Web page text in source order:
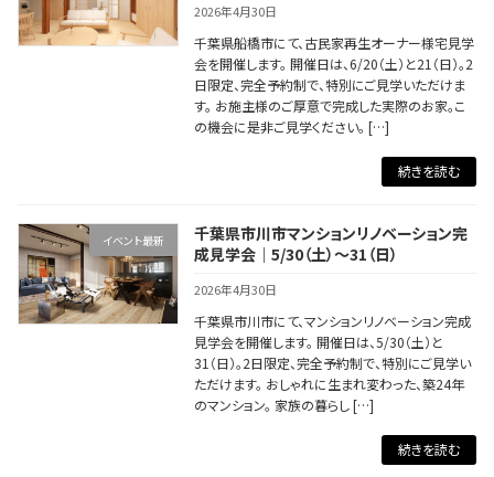
2026年4月30日
千葉県船橋市にて、古民家再生オーナー様宅見学
会を開催します。 開催日は、6/20（土）と21（日）。2
日限定、完全予約制で、特別にご見学いただけま
す。 お施主様のご厚意で完成した実際のお家。こ
の機会に是非ご見学ください。 […]
続きを読む
イベント最新
千葉県市川市マンションリノベーション完
成見学会｜5/30（土）～31（日）
2026年4月30日
千葉県市川市にて、マンションリノベーション完成
見学会を開催します。 開催日は、5/30（土）と
31（日）。2日限定、完全予約制で、特別にご見学い
ただけます。 おしゃれに生まれ変わった、築24年
のマンション。 家族の暮らし […]
続きを読む